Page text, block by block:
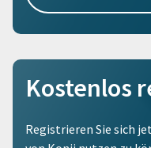
Kostenlos
Registrieren Sie sich